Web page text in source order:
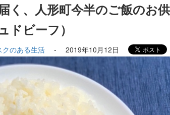
く、人形町今半のご飯のお
ドビーフ）
クのある生活 -2019年10月12日